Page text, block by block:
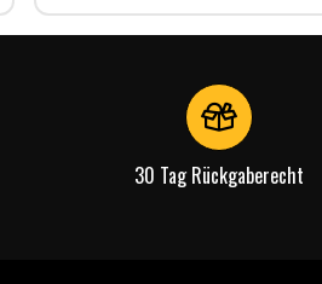
30 Tag Rückgaberecht